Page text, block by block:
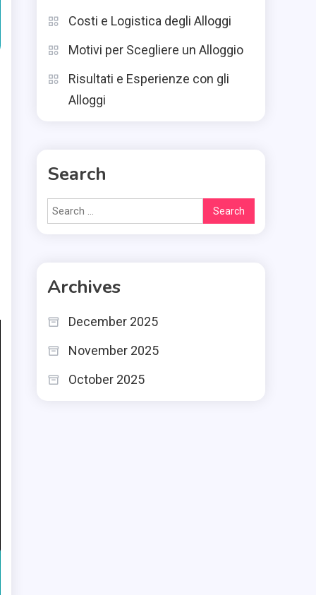
Costi e Logistica degli Alloggi
Motivi per Scegliere un Alloggio
Risultati e Esperienze con gli
Alloggi
Search
Search
for:
Archives
December 2025
November 2025
October 2025